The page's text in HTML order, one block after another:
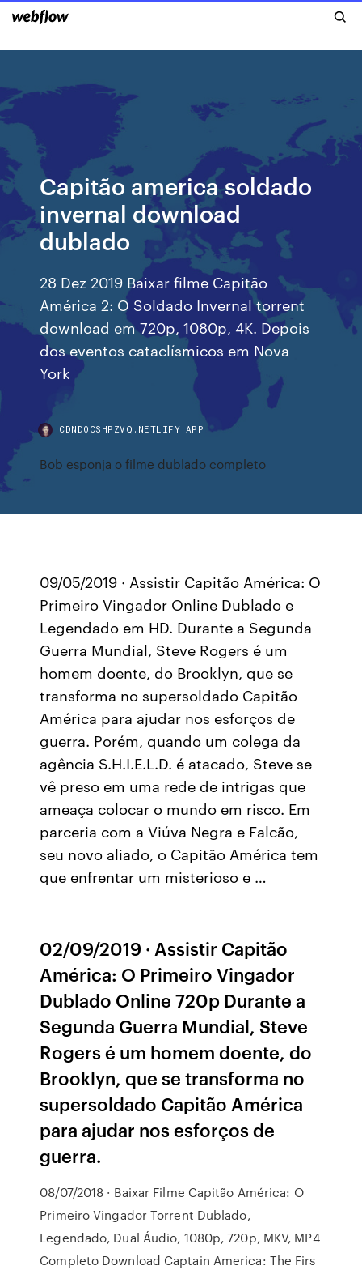
Capitão america soldado
invernal download
dublado
28 Dez 2019 Baixar filme Capitão
América 2: O Soldado Invernal torrent
download em 720p, 1080p, 4K. Depois
dos eventos cataclísmicos em Nova
York
CDNDOCSHPZVQ.NETLIFY.APP
Bob esponja o filme dublado completo
09/05/2019 · Assistir Capitão América: O
Primeiro Vingador Online Dublado e
Legendado em HD. Durante a Segunda
Guerra Mundial, Steve Rogers é um
homem doente, do Brooklyn, que se
transforma no supersoldado Capitão
América para ajudar nos esforços de
guerra. Porém, quando um colega da
agência S.H.I.E.L.D. é atacado, Steve se
vê preso em uma rede de intrigas que
ameaça colocar o mundo em risco. Em
parceria com a Viúva Negra e Falcão,
seu novo aliado, o Capitão América tem
que enfrentar um misterioso e …
02/09/2019 · Assistir Capitão
América: O Primeiro Vingador
Dublado Online 720p Durante a
Segunda Guerra Mundial, Steve
Rogers é um homem doente, do
Brooklyn, que se transforma no
supersoldado Capitão América
para ajudar nos esforços de
guerra.
08/07/2018 · Baixar Filme Capitão América: O
Primeiro Vingador Torrent Dublado,
Legendado, Dual Áudio, 1080p, 720p, MKV, MP4
Completo Download Captain America: The Firs